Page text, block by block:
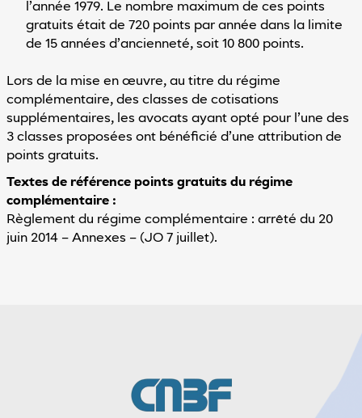
l’année 1979. Le nombre maximum de ces points
gratuits était de 720 points par année dans la limite
de 15 années d’ancienneté, soit 10 800 points.
Lors de la mise en œuvre, au titre du régime
complémentaire, des classes de cotisations
supplémentaires, les avocats ayant opté pour l’une des
3 classes proposées ont bénéficié d’une attribution de
points gratuits.
Textes de référence points gratuits du régime
complémentaire :
Règlement du régime complémentaire : arrêté du 20
juin 2014 – Annexes – (JO 7 juillet).